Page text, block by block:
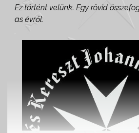
Ez történt velünk. Egy rövid
as évről.